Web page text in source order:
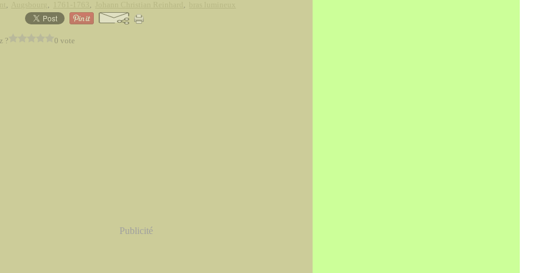
, , , ,
? 0 vote
Publicité